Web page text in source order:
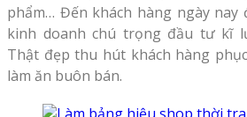
phẩm… Đến khách hàng ngày
kinh doanh chú trọng đầu tư kĩ
Thật đẹp thu hút khách hàng
làm ăn buôn bán.